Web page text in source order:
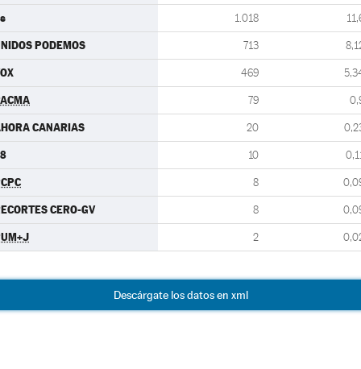
1.018
PODEMOS 713
469
79
CANARIAS 20
10
8
CERO-GV 8
2
Descárgate los datos en xml